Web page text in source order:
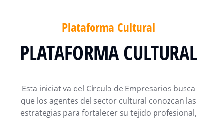
Plataforma Cultural
PLATAFORMA CULTURAL
Esta iniciativa del Círculo de Empresarios busca
que los agentes del sector cultural conozcan las
estrategias para fortalecer su tejido profesional,